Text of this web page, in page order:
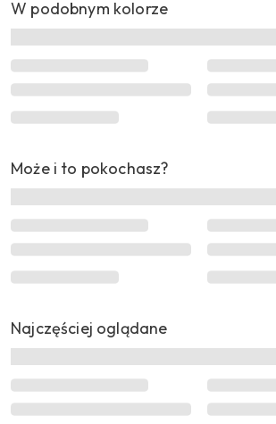
W podobnym kolorze
Może i to pokochasz?
Najczęściej oglądane